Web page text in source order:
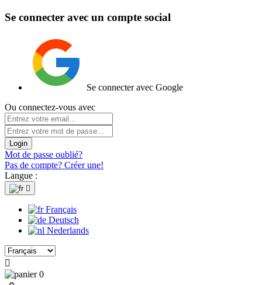
Se connecter avec un compte social
Se connecter avec Google
Ou connectez-vous avec
Login
Mot de passe oublié?
Pas de compte? Créer une!
Langue :

Français
Deutsch
Nederlands

0